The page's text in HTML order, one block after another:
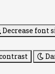
Decrease font